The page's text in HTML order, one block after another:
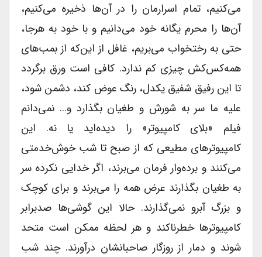
می‌کنیم، تمام اسرارمان را در آن‌ها ذخیره می‌کنیم،
آن‌ها را محرم یگانه خود می‌دانیم و با خود به هرجا،
حتی به رختخواب می‌بریم، غافل از این‌که از بمب‌های
همه‌کس‌کش چیزی کم ندارد. کافی است ورق برگردد
تا این رفیق شفیق یکدل، رنگ عوض کند، دشمن شود،
علیه ما سر به شورش و طغیان بگذارد و… نمی‌دانم
فیلم «بلای کامپیوتر» را دیده‌اید یا نه. این
کامپیوترهای مطیعی که از صبح تا شب خوش‌خدمتی
می‌کنند و برده‌وار فرمان می‌برند، اگر خدایی نکرده سر
به طغیان بگذارند عرض همه را می‌برند و برای کوچک
و بزرگ آبرو نمی‌گذارند. حالا این گوشی‌ها صدبرابر
کامپیوترها خطرناکند و هر لحظه ممکن است متحد
شوند و دمار از روزگار صاحبانشان درآورند. چند شب